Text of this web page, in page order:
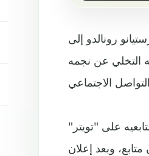
رونالدو إلى
التخلي عن نجمه
فقد ما يقارب الـ 2 مليون من متابعيه على "تويتر"
يتابع حساب النادي الملكي الرسمي 31.97 مليون متابع، وبعد إعلان